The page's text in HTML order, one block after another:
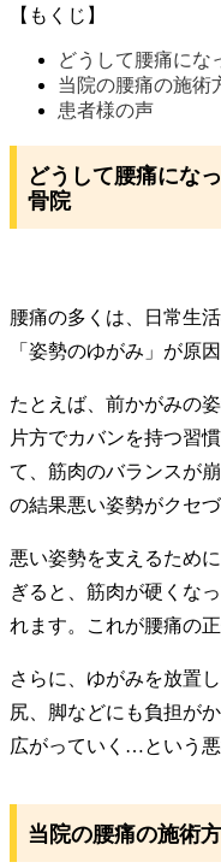
【もくじ】
どうして腰痛にな
当院の腰痛の施術
患者様の声
どうして腰痛にな
骨院
腰痛の多くは、日常生
「姿勢のゆがみ」が原因
たとえば、前かがみの
片方でカバンを持つ習
て、筋肉のバランスが
の結果悪い姿勢がクセ
悪い姿勢を支えるため
ぎると、筋肉が硬くな
れます。これが腰痛の正
さらに、ゆがみを放置
尻、脚などにも負担が
広がっていく…という悪
当院の腰痛の施術